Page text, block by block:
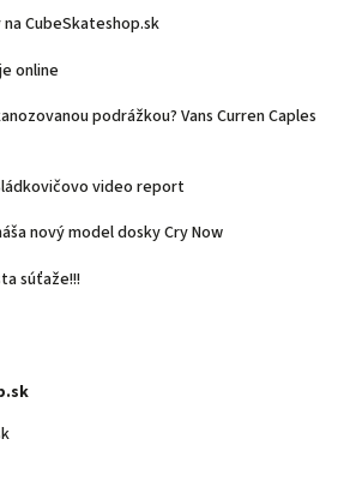
CubeSkateshop.sk
online
podrážkou? Vans Curren Caples
video report
nový model dosky Cry Now
súťaže!!!